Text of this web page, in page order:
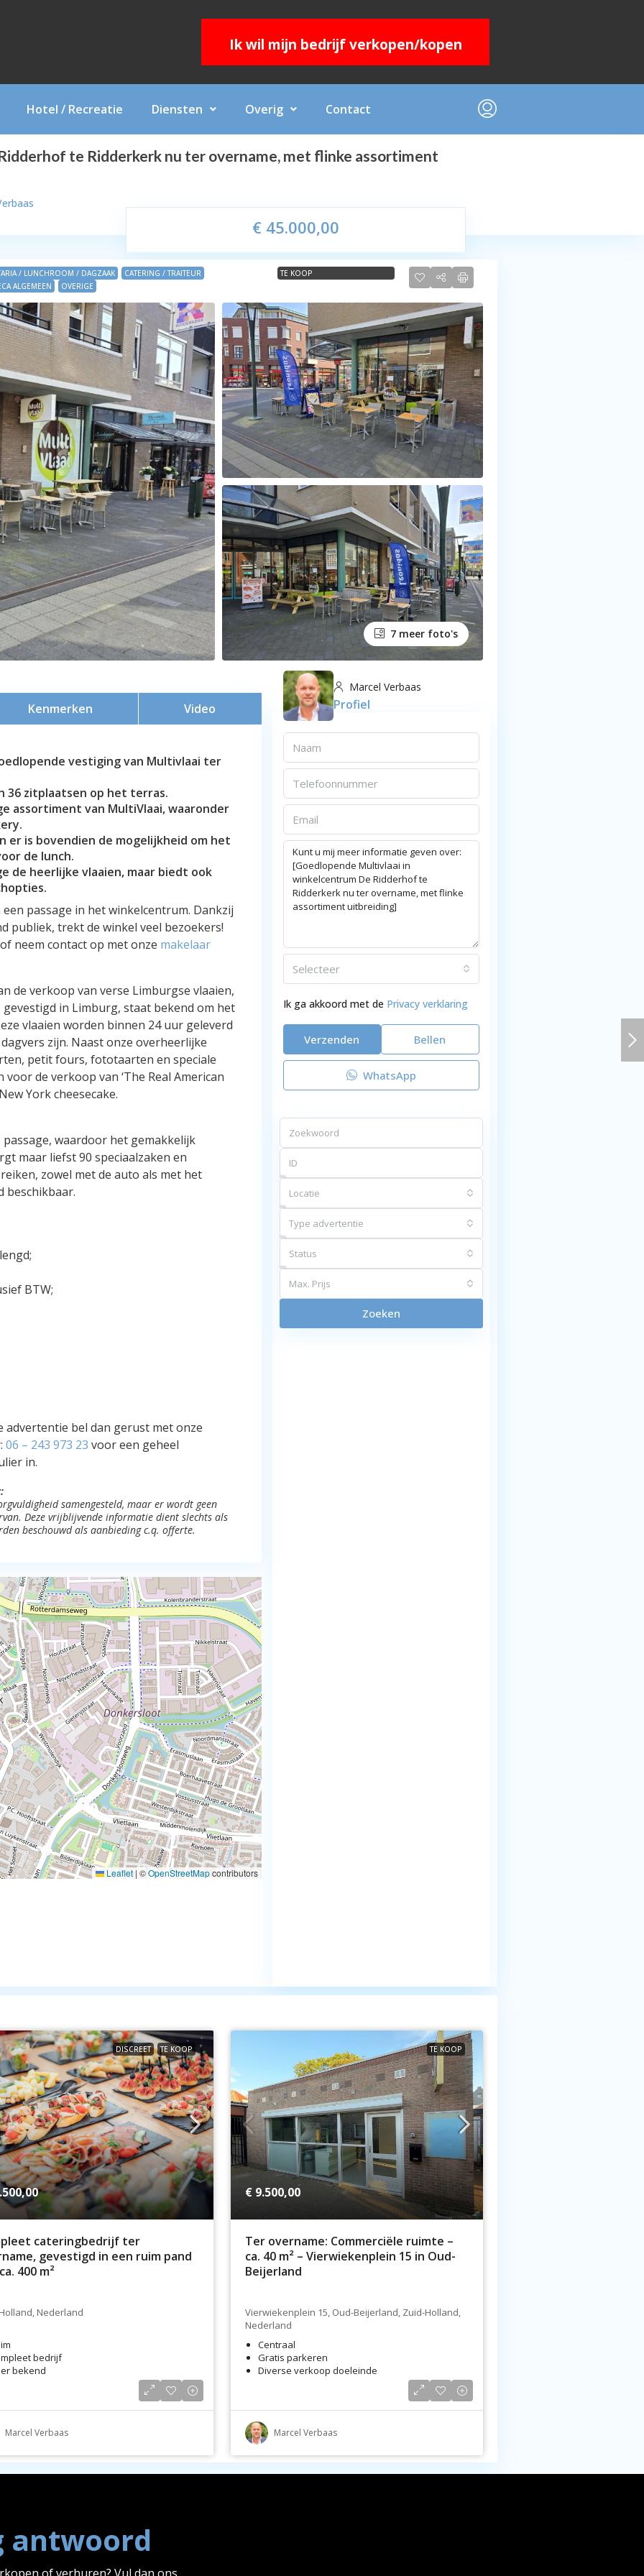
Ik wil mijn bedrijf verkopen/kopen
Hotel / Recreatie Diensten Overig Contact
te Ridderkerk nu ter overname, met flinke assortiment
€ 45.000,00
/ LUNCHROOM / DAGZAAK
CATERING / TRAITEUR
ALGEMEEN
OVERIGE
TE KOOP
7 meer foto's
Kenmerken Video
vestiging van Multivlaai ter
36 zitplaatsen op het terras.
assortiment van MultiVlaai, waaronder
er is bovendien de mogelijkheid om het
de lunch.
de heerlijke vlaaien, maar biedt ook
passage in het winkelcentrum. Dankzij
publiek, trekt de winkel veel bezoekers!
neem contact op met onze makelaar
de verkoop van verse Limburgse vlaaien,
in Limburg, staat bekend om het
vlaaien worden binnen 24 uur geleverd
zijn. Naast onze overheerlijke
petit fours, fototaarten en speciale
de verkoop van ‘The Real American
York cheesecake.
waardoor het gemakkelijk
maar liefst 90 speciaalzaken en
zowel met de auto als met het
beschikbaar.
BTW;
advertentie bel dan gerust met onze
06 – 243 973 23 voor een geheel
in.
samengesteld, maar er wordt geen
Deze vrijblijvende informatie dient slechts als
beschouwd als aanbieding c.q. offerte.
Leaflet |©OpenStreetMapcontributors
Marcel Verbaas
Profiel
Selecteer
Ik ga akkoord met de Privacy verklaring
Verzenden Bellen
WhatsApp
Locatie
Type advertentie
Status
Max. Prijs
Zoeken
DISCREET TE KOOP
cateringbedrijf ter
gevestigd in een ruim pand
400 m²
Nederland
bedrijf
bekend
Marcel Verbaas
TE KOOP
€ 9.500,00
Ter overname: Commerciële ruimte –
ca. 40 m² – Vierwiekenplein 15 in Oud-
Beijerland
Vierwiekenplein 15, Oud-Beijerland, Zuid-Holland,
Nederland
Centraal
Gratis parkeren
Diverse verkoop doeleinde
Marcel Verbaas
antwoord